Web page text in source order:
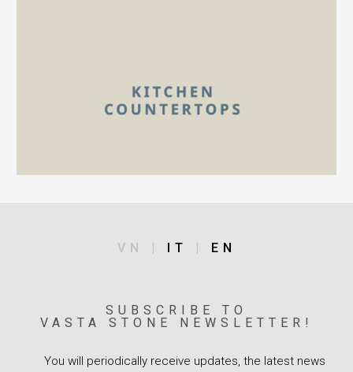
VN | IT | EN
SUBSCRIBE TO
VASTA STONE NEWSLETTER!
You will periodically receive updates, the latest news